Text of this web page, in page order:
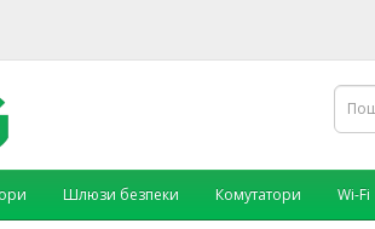
Шлюзи безпеки Комутатори Wi-Fi